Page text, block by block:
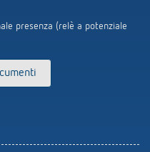
luce
e rilevatore di
presenza (relè a potenziale